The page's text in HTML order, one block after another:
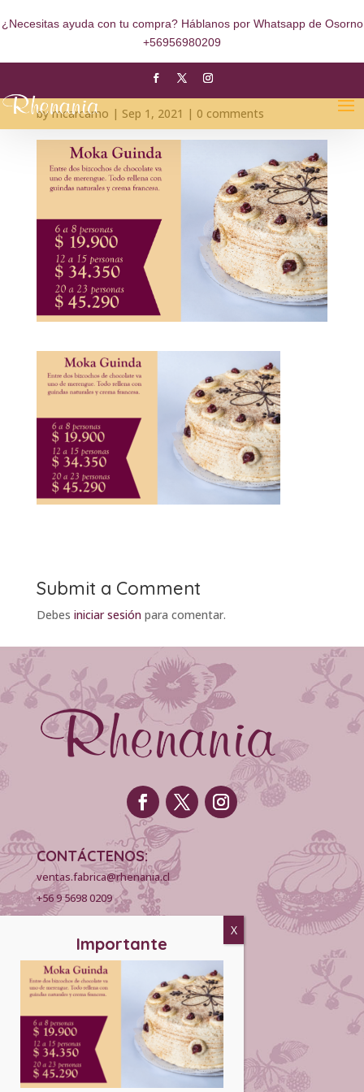
¿Necesitas ayuda con tu compra? Háblanos por Whatsapp de Osorno
+56956980209
MOCKA GUINDA_Mesa
de trabajo 1
bymcarcamo | Sep 1, 2021 | 0 comments
Submit a Comment
Debes iniciar sesiónpara comentar.
CONTÁCTENOS:
ventas.fabrica@rhenania.cl
+56 9 5698 0209
INFORMACIÓN:
Puntos de Venta
Horarios
Concesiones
Venta Mayorista
matrimonios.cl
EMPRESA: